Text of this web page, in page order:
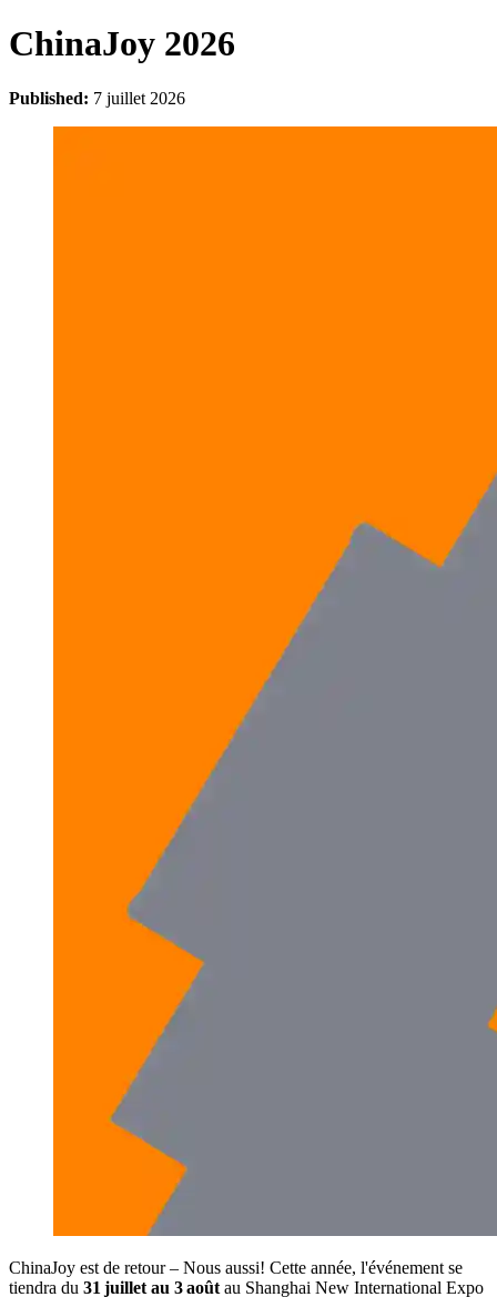
ChinaJoy 2026
Published: 7 juillet 2026
ChinaJoy est de retour – Nous aussi! Cette année, l'événement se
tiendra du 31 juillet au 3août au Shanghai New International Expo